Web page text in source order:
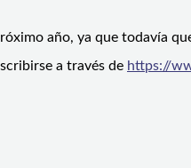
año, ya que todavía
a través de https://